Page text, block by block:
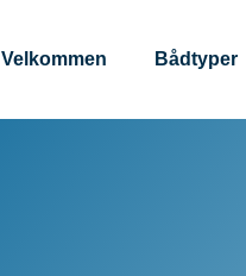
Velkommen Bådtyper